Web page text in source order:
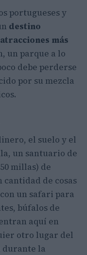
portugueses y
destino
atracciones más
un parque a lo
debe perderse
por su mezcla
el suelo y el
un santuario de
millas) de
cantidad de cosas
un safari para
búfalos de
aquí en
otro lugar del
durante la